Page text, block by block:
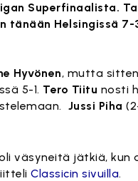
Superfinaalista.
tänään Helsingissä
Hyvönen, mutta
5-1. Tero Tiitu nosti
Jussi Piha
väsyneitä jätkiä, kun
Classicin sivuilla.